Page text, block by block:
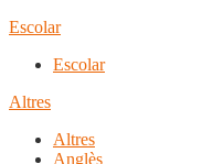
Escolar
Escolar
Altres
Altres
Anglès